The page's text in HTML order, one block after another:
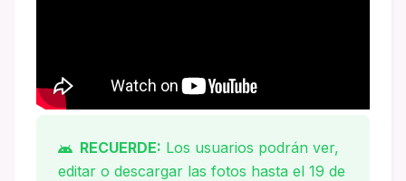
RECUERDE: Los usuarios podrán ver,
editar o descargar las fotos hasta el 19 de